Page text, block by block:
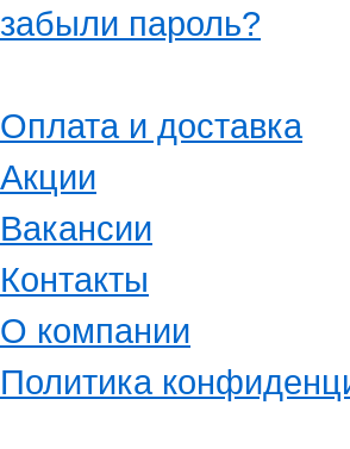
забыли пароль?
Оплата и доставка
Акции
Вакансии
Контакты
О компании
Политика